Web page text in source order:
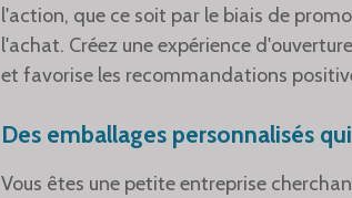
l'action, que ce soit par le biais de
l'achat. Créez une expérience
et favorise les recommandations
Des emballages personnalisés
Vous êtes une petite entreprise